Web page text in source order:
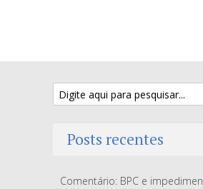
Posts recentes
Comentário: BPC e